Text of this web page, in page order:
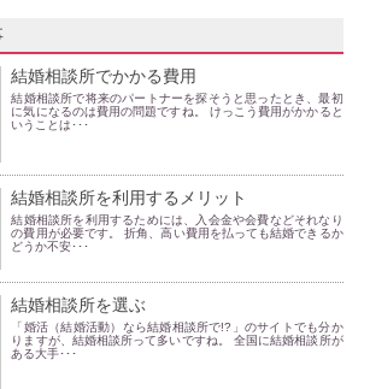
結婚相談所でかかる費用
結婚相談所で将来のパートナーを探そうと思ったとき、最初
に気になるのは費用の問題ですね。 けっこう費用がかかると
いうことは･･･
結婚相談所を利用するメリット
結婚相談所を利用するためには、入会金や会費などそれなり
の費用が必要です。 折角、高い費用を払っても結婚できるか
どうか不安･･･
結婚相談所を選ぶ
「婚活（結婚活動）なら結婚相談所で!?」のサイトでも分か
りますが、結婚相談所って多いですね。 全国に結婚相談所が
ある大手･･･